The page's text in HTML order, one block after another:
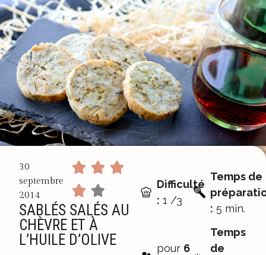
30
septembre
2014
SABLÉS SALÉS AU
CHÈVRE ET À
L’HUILE D’OLIVE
Difficulté
: 1 /3
Temps de
: 5 min.
pour 6
Temps
de